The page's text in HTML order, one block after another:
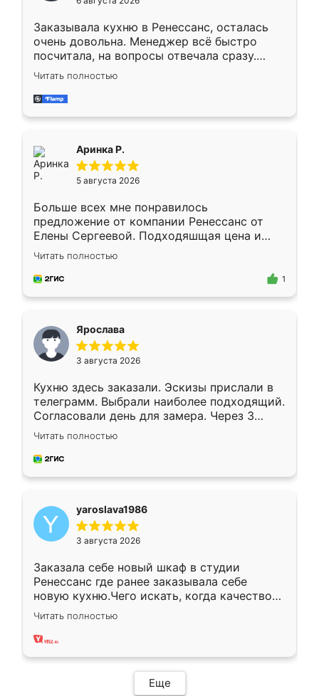
мебели буду заказывать только здесь.
Заказывала кухню в Ренессанс, осталась
очень довольна. Менеджер всё быстро
посчитала, на вопросы отвечала сразу.
Замерщик приехал в субботу, подошёл к
делу со всей ответственностью. Собрали
за день, ребята работали аккуратно, даже
Читать полностью
Аринка Р.
5 августа 2026
Больше всех мне понравилось
предложение от компании Ренессанс от
Елены Сергеевой. Подходяшщая цена и
короткие сроки изготовления. Приехавший
для замера сотрудник Владислав
предложил по моему эскизу самый
Читать полностью
1
Ярослава
3 августа 2026
Кухню здесь заказали. Эскизы прислали в
телеграмм. Выбрали наиболее подходящий.
Согласовали день для замера. Через 3
недели кухня была уже готова. Остались
довольны работой. Спасибо Ренессанс
мебель за качественную работу!
Читать полностью
yaroslava1986
3 августа 2026
Заказала себе новый шкаф в студии
Ренессанс где ранее заказывала себе
новую кухню.Чего искать, когда качеством
вполне довольна. Служит кухня уже почти
два года, нареканий нет.
Читать полностью
Еще